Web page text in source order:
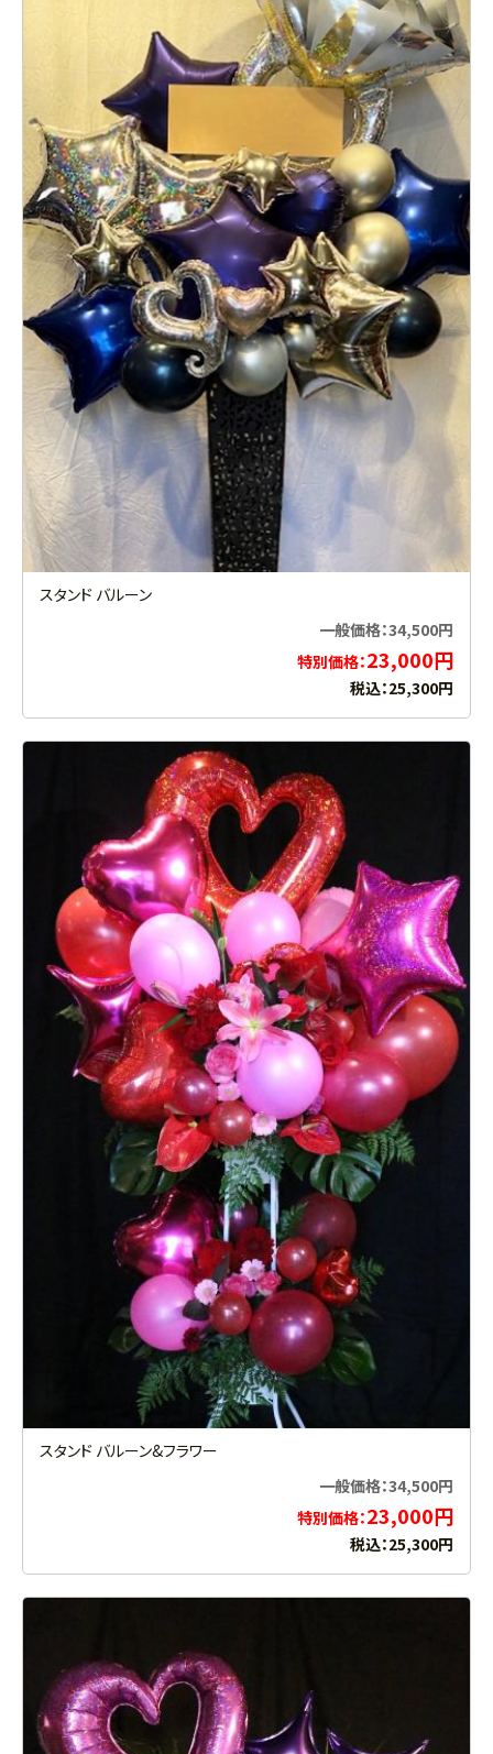
お買い物を続ける カートへ進む
スタンド バルーン
一般価格：34,500円
特別価格：23,000円
税込：25,300円
スタンド バルーン&フラワー
一般価格：34,500円
特別価格：23,000円
税込：25,300円